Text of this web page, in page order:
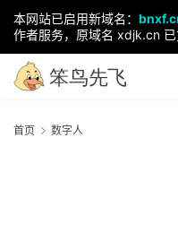
本网站已启用新域名：
作者服务，原域名 xdjk.cn 已
首页 数字人